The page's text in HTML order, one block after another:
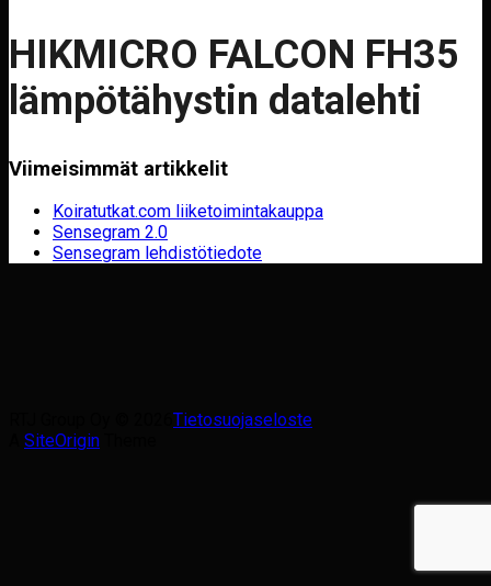
HIKMICRO FALCON FH35
lämpötähystin datalehti
Viimeisimmät artikkelit
Koiratutkat.com liiketoimintakauppa
Sensegram 2.0
Sensegram lehdistötiedote
Tietosuojaseloste
SiteOrigin